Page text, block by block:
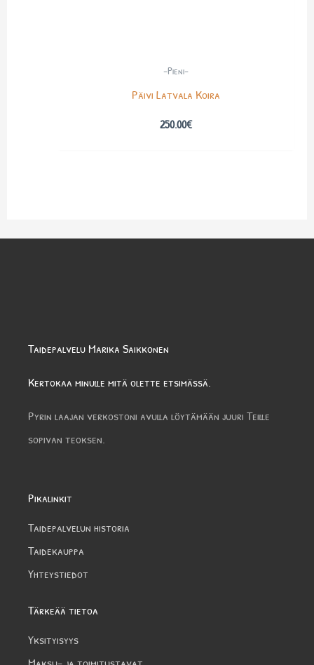
-Pieni-
Päivi Latvala Koira
250.00€
Taidepalvelu Marika Saikkonen
Kertokaa minulle mitä olette etsimässä.
Pyrin laajan verkostoni avulla löytämään juuri Teille
sopivan teoksen.
Pikalinkit
Taidepalvelun historia
Taidekauppa
Yhteystiedot
Tärkeää tietoa
Yksityisyys